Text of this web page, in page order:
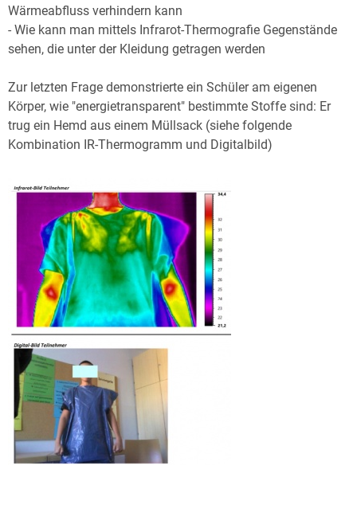
Wärmeabfluss verhindern kann
- Wie kann man mittels Infrarot-Thermografie Gegenstände
sehen, die unter der Kleidung getragen werden
Zur letzten Frage demonstrierte ein Schüler am eigenen
Körper, wie "energietransparent" bestimmte Stoffe sind: Er
trug ein Hemd aus einem Müllsack (siehe folgende
Kombination IR-Thermogramm und Digitalbild)